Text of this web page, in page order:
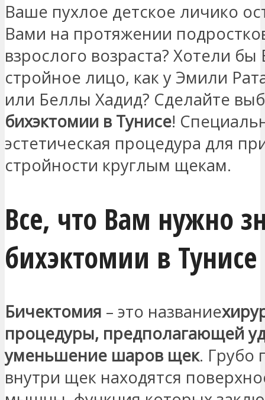
Ваше пухлое детское личико
Вами на протяжении
взрослого возраста? Хотели
стройное лицо, как у Эмили
или Беллы Хадид? Сделайте
бихэктомии в Тунисе!
эстетическая процедура для
стройности круглым щекам.
Все, что Вам нужно
бихэктомии в Тунисе
Бичектомия – это название
процедуры, предполагающей
уменьшение шаров щек. Грубо
внутри щек находятся